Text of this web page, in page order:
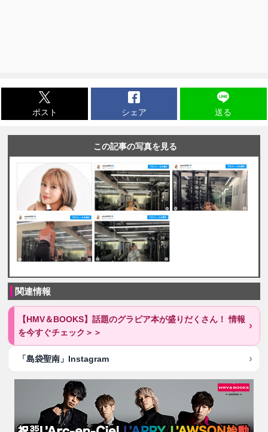
ポスト シェア 送る
この記事の写真を見る
関連情報
【HMV＆BOOKS】話題のグラビア本が盛りだくさん！ 情報
を今すぐチェック＞＞
「島袋聖南」Instagram